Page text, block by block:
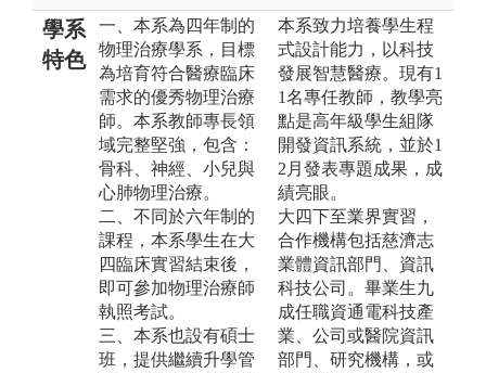
學系
特色
一、本系為四年制的
物理治療學系，目標
為培育符合醫療臨床
需求的優秀物理治療
師。本系教師專長領
域完整堅強，包含：
骨科、神經、小兒與
心肺物理治療。
二、不同於六年制的
課程，本系學生在大
四臨床實習結束後，
即可參加物理治療師
執照考試。
三、本系也設有碩士
班，提供繼續升學管
本系致力培養學生程
式設計能力，以科技
發展智慧醫療。現有1
1名專任教師，教學亮
點是高年級學生組隊
開發資訊系統，並於1
2月發表專題成果，成
績亮眼。
大四下至業界實習，
合作機構包括慈濟志
業體資訊部門、資訊
科技公司。畢業生九
成任職資通電科技產
業、公司或醫院資訊
部門、研究機構，或